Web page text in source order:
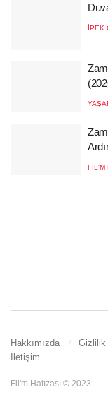
İPEK
FIL'M
Hakkımızda Gizlilik
İletişim
Fil'm Hafızası © 2023